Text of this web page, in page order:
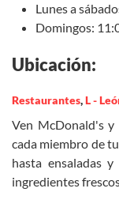
Lunes a
Domingos:
Ubicación:
Restaurantes,L -
Ven McDonald's y
cada miembro de
hasta ensaladas
ingredientes